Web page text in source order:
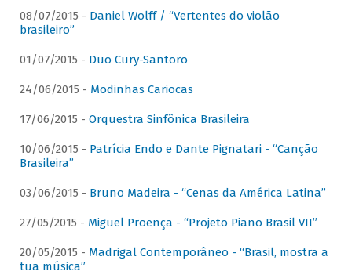
08/07/2015 - Daniel Wolff / “Vertentes do violão
brasileiro”
01/07/2015 - Duo Cury-Santoro
24/06/2015 - Modinhas Cariocas
17/06/2015 - Orquestra Sinfônica Brasileira
10/06/2015 - Patrícia Endo e Dante Pignatari - “Canção
Brasileira”
03/06/2015 - Bruno Madeira - “Cenas da América Latina”
27/05/2015 - Miguel Proença - “Projeto Piano Brasil VII”
20/05/2015 - Madrigal Contemporâneo - “Brasil, mostra a
tua música”